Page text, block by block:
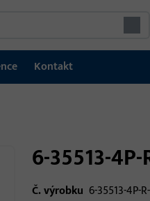
Kontakt
6-35513-
Č. výrobku 6-35513-4P-